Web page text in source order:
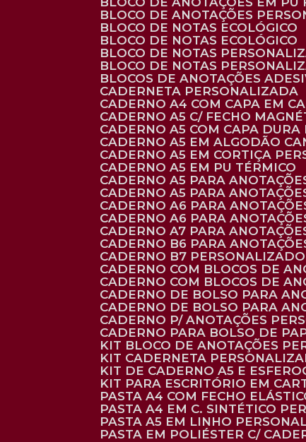
BLOCO DE ANOTAÇÕES
BLOCO DE NOTAS ECOLÓGICO
BLOCO DE NOTAS ECOLÓGICO
BLOCO DE NOTAS
BLOCO DE NOTAS
BLOCOS DE ANOTAÇÕES
CADERNETA PERSONALIZADA
CADERNO A4 COM CAPA EM
CADERNO A5 C/ FECHO
CADERNO A5 COM CAPA DURA
CADERNO A5 EM ALGODÃO
CADERNO A5 EM CORTIÇA
CADERNO A5 EM PU TÉRMICO
CADERNO A5 PARA
CADERNO A5 PARA
CADERNO A6 PARA
CADERNO A6 PARA
CADERNO A7 PARA
CADERNO B6 PARA
CADERNO B7 PERSONALIZADO
CADERNO COM BLOCOS DE
CADERNO COM BLOCOS DE
CADERNO DE BOLSO PARA
CADERNO DE BOLSO PARA
CADERNO P/ ANOTAÇÕES
CADERNO PARA BOLSO DE
KIT BLOCO DE ANOTAÇÕES
KIT CADERNETA
KIT DE CADERNO A5 E
KIT PARA ESCRITÓRIO EM
PASTA A4 COM FECHO
PASTA A4 EM C. SINTÉTICO
PASTA A5 EM LINHO
PASTA EM POLIÉSTER C/